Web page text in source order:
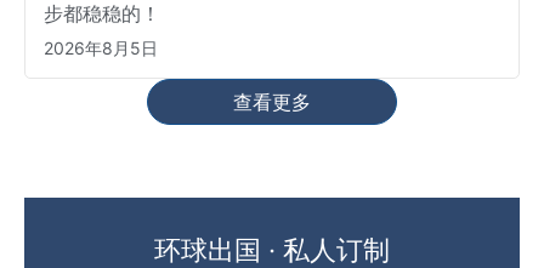
步都稳稳的！
2026年8月5日
查看更多
环球出国 · 私人订制